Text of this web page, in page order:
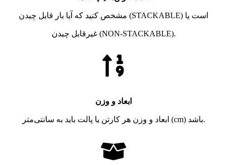
مشخص کنید که آیا بار قابل چیدن (STACKABLE) است یا
غیرقابل چیدن (NON-STACKABLE).
ابعاد و وزن
ابعاد و وزن هر کارتن یا پالت باید به سانتی‌متر (cm) باشد.